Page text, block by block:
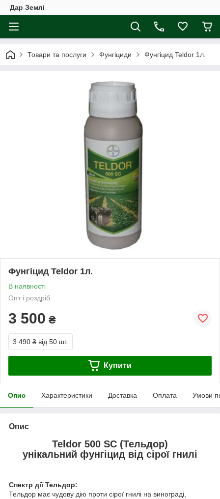
Дар Землі
Товари та послуги Фунгіциди Фунгіцид Teldor 1л.
Фунгіцид Teldor 1л.
В наявності
Опт і роздріб
3 500 ₴
3 490 ₴ від 50 шт.
Купити
Опис Характеристики Доставка Оплата Умови
Опис
Teldor 500 SC (Тельдор)
унікальний фунгіцид від сірої гнилі
Спектр дії Тельдор:
Тельдор має чудову дію проти сірої гнилі на винограді,